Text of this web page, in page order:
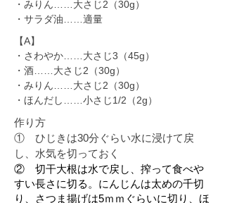
・みりん……大さじ2（30g）
・サラダ油……適量
【A】
・さわやか……大さじ3（45g）
・酒……大さじ2（30g）
・みりん……大さじ2（30g）
・ほんだし……小さじ1/2（2g）
作り方
① ひじきは30分ぐらい水に浸けて戻
し、水気を切っておく
② 切干大根は水で戻し、搾って食べや
すい長さに切る。にんじんは太めの千切
り、さつま揚げは5ｍｍぐらいに切り、ほ